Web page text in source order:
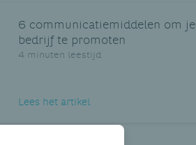
6 communicatiemiddelen om je
bedrijf te promoten
4 minuten leestijd
Lees het artikel